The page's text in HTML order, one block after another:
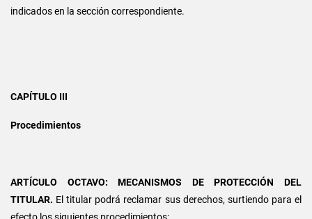
indicados en la sección correspondiente.
CAPÍTULO III
Procedimientos
ARTÍCULO OCTAVO: MECANISMOS DE PROTECCIÓN DEL
TITULAR. El titular podrá reclamar sus derechos, surtiendo para el
efecto los siguientes procedimientos: